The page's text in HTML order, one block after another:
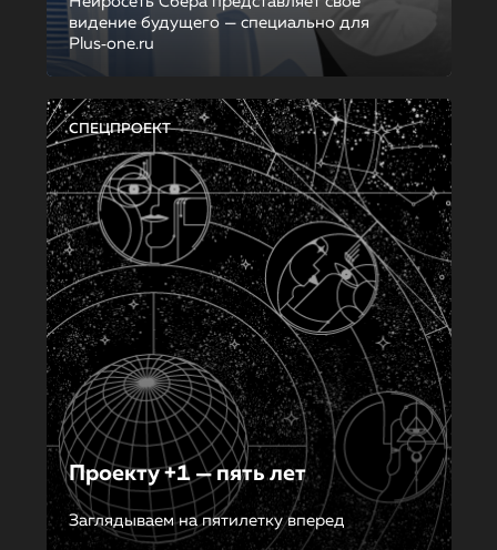
видение будущего — специально для
Plus‑one.ru
СПЕЦПРОЕКТ
Проекту +1 — пять лет
Заглядываем на пятилетку вперед